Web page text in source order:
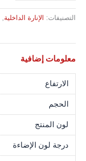
التصنيفات: الإنارة الداخلية
معلومات إضافية
الارتفاع
الحجم
لون المنتج
درجة لون الإضاءة